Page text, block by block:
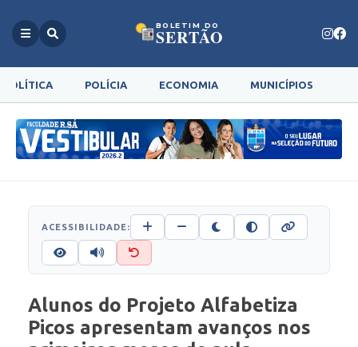
BOLETIM DO
SERTÃO
POLÍTICA POLÍCIA ECONOMIA MUNICÍPIOS
ACESSIBILIDADE:
Alunos do Projeto Alfabetiza
Picos apresentam avanços nos